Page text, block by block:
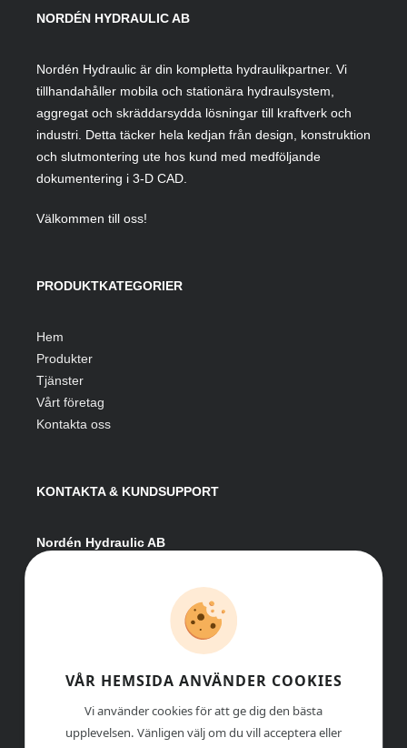
NORDÉN HYDRAULIC AB
Nordén Hydraulic är din kompletta hydraulikpartner. Vi
tillhandahåller mobila och stationära hydraulsystem,
aggregat och skräddarsydda lösningar till kraftverk och
industri. Detta täcker hela kedjan från design, konstruktion
och slutmontering ute hos kund med medföljande
dokumentering i 3-D CAD.
Välkommen till oss!
PRODUKTKATEGORIER
Hem
Produkter
Tjänster
Vårt företag
Kontakta oss
KONTAKTA & KUNDSUPPORT
Nordén Hydraulic AB
info@nordenhydraulic.se
Org-nr: 556531-8424
VÅR HEMSIDA ANVÄNDER COOKIES
Vi använder cookies för att ge dig den bästa
upplevelsen. Vänligen välj om du vill acceptera eller